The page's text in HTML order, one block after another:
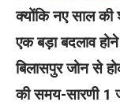
क्योंकि नए साल
एक बड़ा बदलाव
बिलासपुर जोन से
की समय-सारणी 1